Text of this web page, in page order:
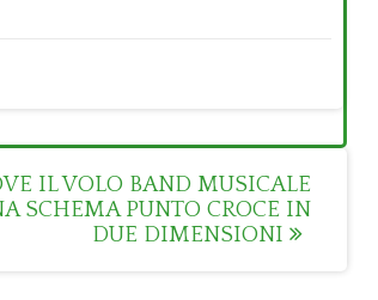
IL VOLO BAND MUSICALE
SCHEMA PUNTO CROCE IN
DUE DIMENSIONI